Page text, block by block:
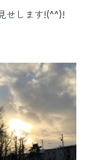
せします!(^^)!